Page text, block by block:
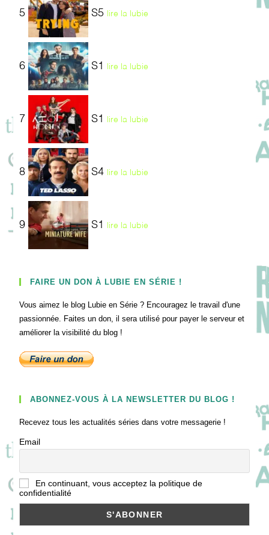
5 S5 lire la lubie
6 S1 lire la lubie
7 S1 lire la lubie
8 S4 lire la lubie
9 S1 lire la lubie
FAIRE UN DON À LUBIE EN SÉRIE !
Vous aimez le blog Lubie en Série ? Encouragez le travail d'une
passionnée. Faites un don, il sera utilisé pour payer le serveur et
améliorer la visibilité du blog !
ABONNEZ-VOUS À LA NEWSLETTER DU BLOG !
Recevez tous les actualités séries dans votre messagerie !
Email
En continuant, vous acceptez la politique de
confidentialité